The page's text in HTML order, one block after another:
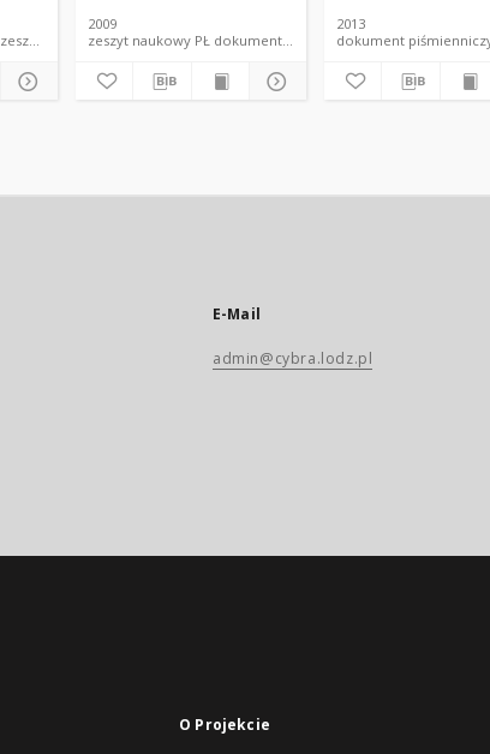
dokument piśmienniczy zeszyt naukowy PŁ
2009
zeszyt naukowy PŁ dokument piśmienniczy
2013
E-Mail
admin@cybra.lodz.pl
O Projekcie